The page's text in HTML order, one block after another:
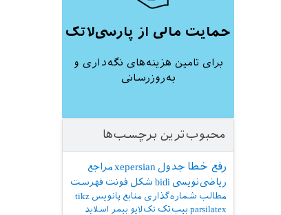
حمایت مالی از پارسی‌لاتک
برای تامین هزینه‌های نگه‌داری و
به‌روزرسانی
محبوب‌ترین برچسب‌ها
رفع خطا جدول xepersianمراجع
ریاضی‌نویسی bidi شکل فونت فهرست
مطالب شماره‌گذاری منابع پانویس tikz
parsilatex بیب‌تک تک‌لایو بیمر اسلاید